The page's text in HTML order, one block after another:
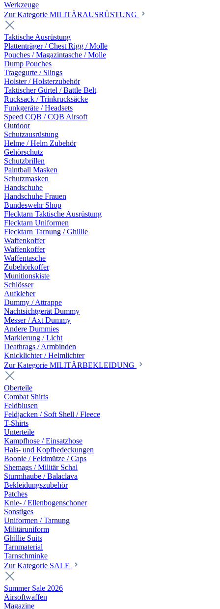
Werkzeuge
Zur Kategorie MILITÄRAUSRÜSTUNG
Taktische Ausrüstung
Plattenträger / Chest Rigg / Molle
Pouches / Magazintasche / Molle
Dump Pouches
Tragegurte / Slings
Holster / Holsterzubehör
Taktischer Gürtel / Battle Belt
Rucksack / Trinkrucksäcke
Funkgeräte / Headsets
Speed CQB / CQB Airsoft
Outdoor
Schutzausrüstung
Helme / Helm Zubehör
Gehörschutz
Schutzbrillen
Paintball Masken
Schutzmasken
Handschuhe
Handschuhe Frauen
Bundeswehr Shop
Flecktarn Taktische Ausrüstung
Flecktarn Uniformen
Flecktarn Tarnung / Ghillie
Waffenkoffer
Waffenkoffer
Waffentasche
Zubehörkoffer
Munitionskiste
Schlösser
Aufkleber
Dummy / Attrappe
Nachtsichtgerät Dummy
Messer / Axt Dummy
Andere Dummies
Markierung / Licht
Deathrags / Armbinden
Knicklichter / Helmlichter
Zur Kategorie MILITÄRBEKLEIDUNG
Oberteile
Combat Shirts
Feldblusen
Feldjacken / Soft Shell / Fleece
T-Shirts
Unterteile
Kampfhose / Einsatzhose
Hals- und Kopfbedeckungen
Boonie / Feldmütze / Caps
Shemags / Militär Schal
Sturmhaube / Balaclava
Bekleidungszubehör
Patches
Knie- / Ellenbogenschoner
Sonstiges
Uniformen / Tarnung
Militäruniform
Ghillie Suits
Tarnmaterial
Tarnschminke
Zur Kategorie SALE
Summer Sale 2026
Airsoftwaffen
Magazine